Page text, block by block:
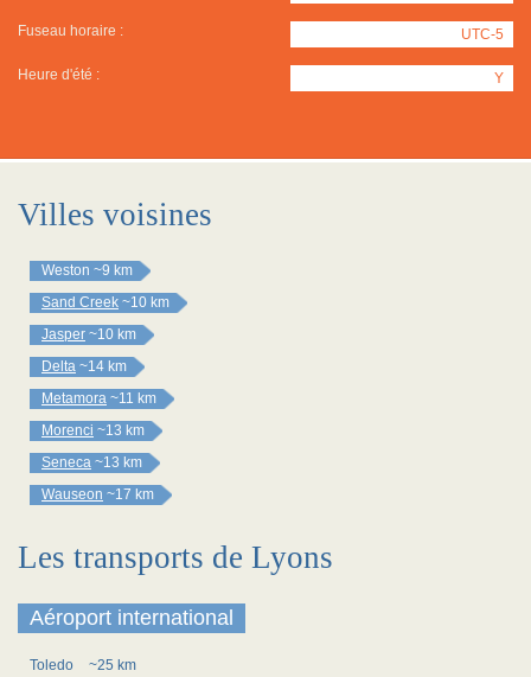
Fuseau horaire : UTC-5
Heure d'été : Y
Villes voisines
Weston ~9 km
Sand Creek ~10 km
Jasper ~10 km
Delta ~14 km
Metamora ~11 km
Morenci ~13 km
Seneca ~13 km
Wauseon ~17 km
Les transports de Lyons
Aéroport international
Toledo ~25 km